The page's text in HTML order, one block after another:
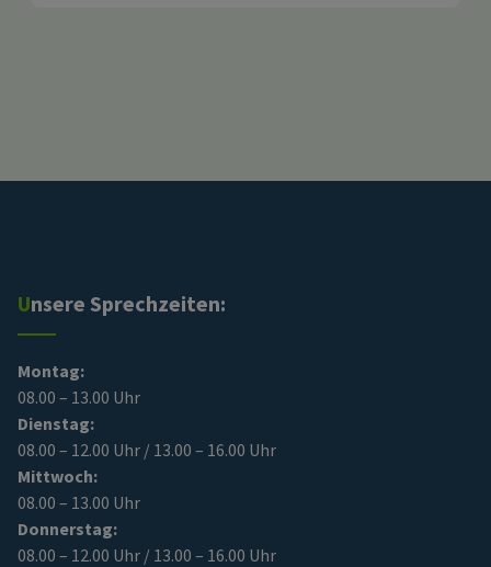
Unsere Sprechzeiten:
Montag:
08.00 – 13.00 Uhr
Dienstag:
08.00 – 12.00 Uhr / 13.00 – 16.00 Uhr
Mittwoch:
08.00 – 13.00 Uhr
Donnerstag:
08.00 – 12.00 Uhr / 13.00 – 16.00 Uhr